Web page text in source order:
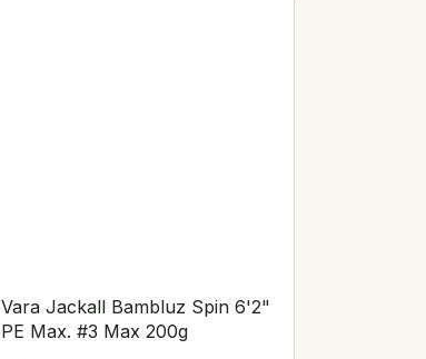
Vara Jackall Bambluz Spin 6'2"
PE Max. #3 Max 200g